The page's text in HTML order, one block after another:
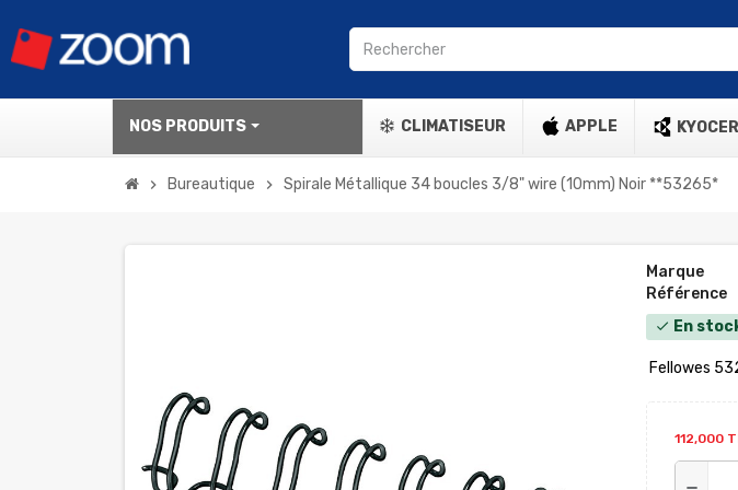
NOS PRODUITS CLIMATISEUR APPLE
chevron_right Bureautique chevron_right Spirale Métallique 34 boucles 3/8" wire (10mm) Noir **53265*
Marque
Référence
check En
Fellowes
112,000